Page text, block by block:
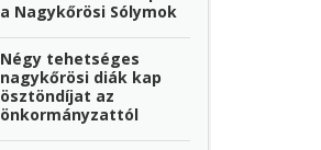
a Nagykőrösi Sólymok
Négy tehetséges
nagykőrösi diák kap
ösztöndíjat az
önkormányzattól